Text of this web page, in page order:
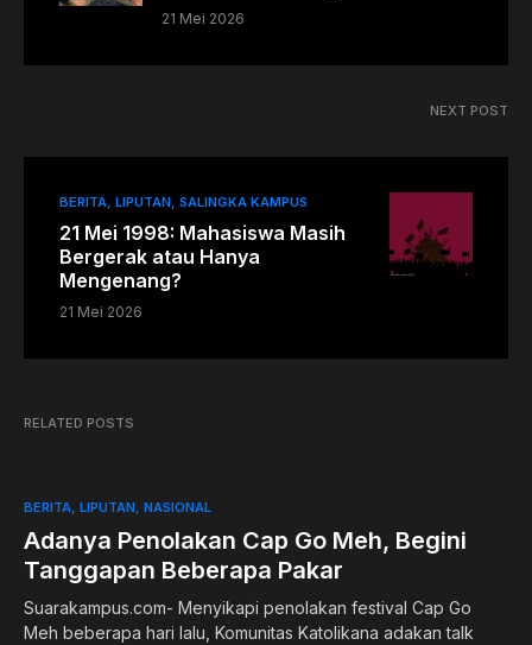
21 Mei 2026
NEXT POST
BERITA LIPUTAN SALINGKA KAMPUS
21 Mei 1998: Mahasiswa Masih
Bergerak atau Hanya
Mengenang?
21 Mei 2026
RELATED POSTS
BERITA LIPUTAN NASIONAL
Adanya Penolakan Cap Go Meh, Begini
Tanggapan Beberapa Pakar
Suarakampus.com- Menyikapi penolakan festival Cap Go
Meh beberapa hari lalu, Komunitas Katolikana adakan talk